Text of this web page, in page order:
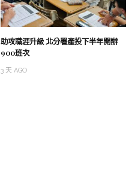
助攻職涯升級 北分署產投下半年開辦
900班次
3 天 AGO